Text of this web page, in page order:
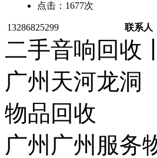
点击： 1677次
13286825299 联系人
二手音响回收
广州天河龙洞
物品回收
广州广州服务